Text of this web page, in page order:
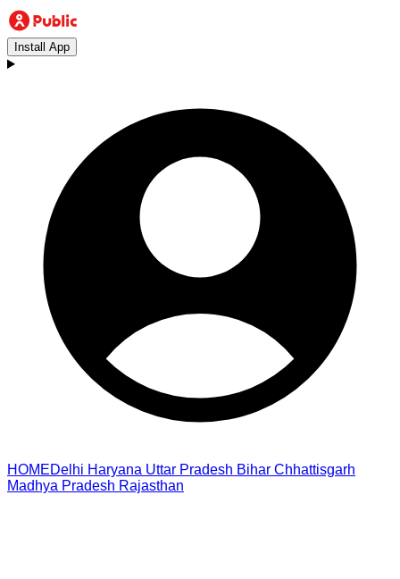
Install App
HOMEDelhi Haryana Uttar Pradesh Bihar Chhattisgarh
Madhya Pradesh Rajasthan